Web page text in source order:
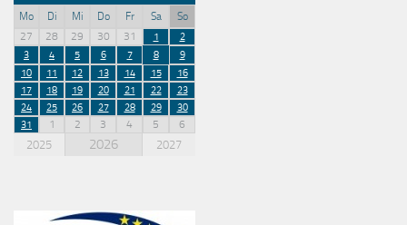
Mo Di Mi Do Fr Sa
So
27
28 29 30 31 1
2
3
4 5 6 7 8
9
10
11 12 13 14 15
16
17
18 19 20 21 22
23
24
25 26 27 28 29
30
31
1 2 3 4 5 6
2025 2026 2027